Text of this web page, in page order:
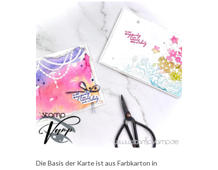
Die Basis der Karte ist aus Farbkarton in